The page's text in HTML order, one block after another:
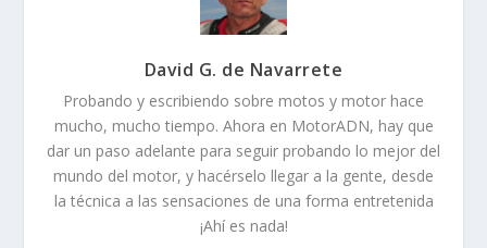
David G. de Navarrete
Probando y escribiendo sobre motos y motor hace
mucho, mucho tiempo. Ahora en MotorADN, hay que
dar un paso adelante para seguir probando lo mejor del
mundo del motor, y hacérselo llegar a la gente, desde
la técnica a las sensaciones de una forma entretenida
¡Ahí es nada!